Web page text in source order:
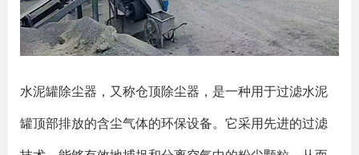
水泥罐除尘器，又称仓顶除尘器，是一种用于过滤水泥
罐顶部排放的含尘气体的环保设备。它采用先进的过滤